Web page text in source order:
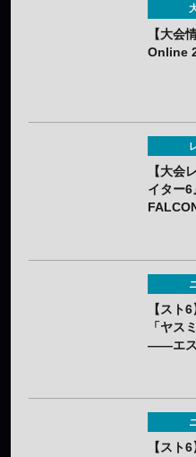
【大会
Online
【大会
イター
【スト
「ヤス
——エス
【スト